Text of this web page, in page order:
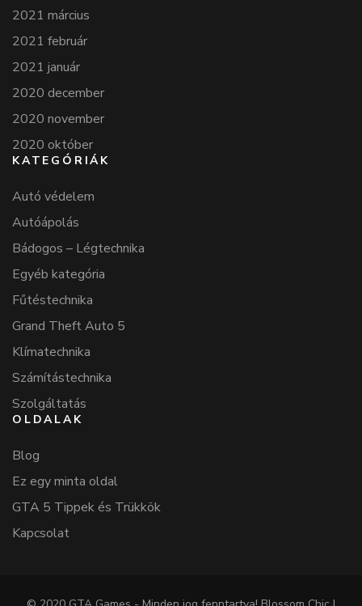
2021 március
2021 február
2021 január
2020 december
2020 november
2020 október
KATEGÓRIÁK
Autó védelem
Autóápolás
Bádogos – Légtechnika
Egyéb kategória
Fűtéstechnika
Grand Theft Auto 5
Klímatechnika
Számítástechnika
Szolgáltatás
OLDALAK
Blog
Ez egy minta oldal
GTA 5 Tippek és Trükkök
Kapcsolat